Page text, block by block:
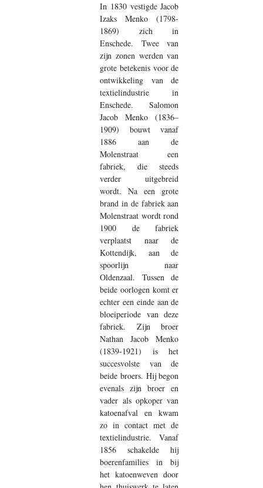
In 1830 vestigde Jacob
Izaks Menko (1798-
1869) zich in
Enschede. Twee van
zijn zonen werden van
grote betekenis voor de
ontwikkeling van de
textielindustrie in
Enschede. Salomon
Jacob Menko (1836–
1909) bouwt vanaf
1886 aan de
Molenstraat een
fabriek, die steeds
verder uitgebreid
wordt. Na een grote
brand in de fabriek aan
Molenstraat wordt rond
1900 de fabriek
verplaatst naar de
Kottendijk, aan de
spoorlijn naar
Oldenzaal. Tussen de
beide oorlogen komt er
echter een einde aan de
bloeiperiode van deze
fabriek. Zijn broer
Nathan Jacob Menko
(1839-1921) is het
succesvolste van de
beide broers. Hij begon
evenals zijn broer en
vader als opkoper van
katoenafval en kwam
zo in contact met de
textielindustrie. Vanaf
1856 schakelde hij
boerenfamilies in bij
het katoenweven door